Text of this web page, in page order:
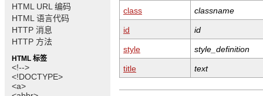
HTML URL 编码
HTML 语言代码
HTTP 消息
HTTP 方法
HTML 标签
<!-->
<!DOCTYPE>
<a>
class
classname
id id
style style_definition
title text